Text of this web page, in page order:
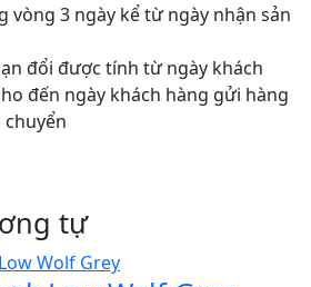
vòng 3 ngày kể từ ngày nhận sản
đổi được tính từ ngày khách
đến ngày khách hàng gửi hàng
tự